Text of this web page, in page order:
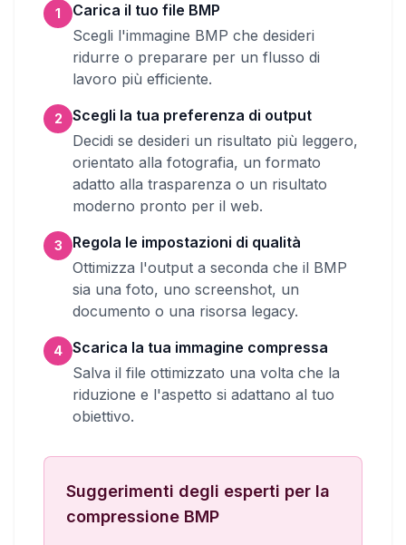
1
Carica il tuo file BMP
Scegli l'immagine BMP che desideri
ridurre o preparare per un flusso di
lavoro più efficiente.
2
Scegli la tua preferenza di output
Decidi se desideri un risultato più leggero,
orientato alla fotografia, un formato
adatto alla trasparenza o un risultato
moderno pronto per il web.
3
Regola le impostazioni di qualità
Ottimizza l'output a seconda che il BMP
sia una foto, uno screenshot, un
documento o una risorsa legacy.
4
Scarica la tua immagine compressa
Salva il file ottimizzato una volta che la
riduzione e l'aspetto si adattano al tuo
obiettivo.
Suggerimenti degli esperti per la
compressione BMP